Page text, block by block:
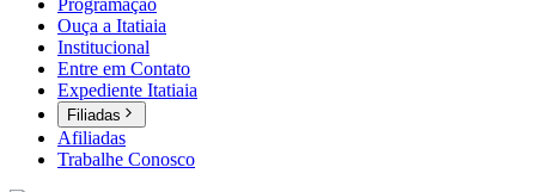
Programação
Ouça a Itatiaia
Institucional
Entre em Contato
Expediente Itatiaia
Filiadas
Afiliadas
Trabalhe Conosco